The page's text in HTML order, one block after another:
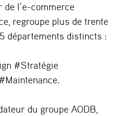
l’e-commerce
regroupe plus de trente
départements distincts :
#Stratégie
du groupe AODB,